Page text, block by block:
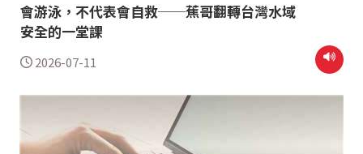
會游泳，不代表會自救──蕉哥翻轉台灣水域
安全的一堂課
2026-07-11